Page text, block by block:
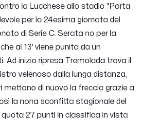
la Lucchese allo stadio "Porta
per la 24esima giornata del
di Serie C. Serata no per la
al 13' viene punita da un
Ad inizio ripresa Tremolada trova il
velenoso dalla lunga distanza,
mettono di nuovo la freccia grazie a
la nona sconfitta stagionale del
quota 27 punti in classifica in vista